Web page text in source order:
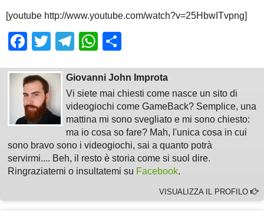
[youtube http://www.youtube.com/watch?v=25HbwITvpng]
Facebook
TwitterTelegram
WhatsApp
Giovanni John Improta
Vi siete mai chiesti come nasce un sito di
videogiochi come GameBack? Semplice, una
mattina mi sono svegliato e mi sono chiesto:
ma io cosa so fare? Mah, l'unica cosa in cui
sono bravo sono i videogiochi, sai a quanto potrà
servirmi.... Beh, il resto è storia come si suol dire.
Ringraziatemi o insultatemi su Facebook.
VISUALIZZA IL PROFILO